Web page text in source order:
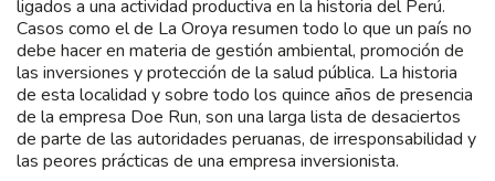
ligados a una actividad productiva en la historia del Perú.
Casos como el de La Oroya resumen todo lo que un país no
debe hacer en materia de gestión ambiental, promoción de
las inversiones y protección de la salud pública. La historia
de esta localidad y sobre todo los quince años de presencia
de la empresa Doe Run, son una larga lista de desaciertos
de parte de las autoridades peruanas, de irresponsabilidad y
las peores prácticas de una empresa inversionista.